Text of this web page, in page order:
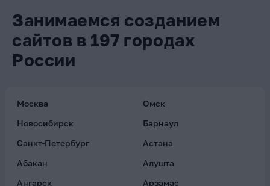
Занимаемся созданием
сайтов в 197 городах
России
Москва
Омск
Новосибирск
Барнаул
Санкт-Петербург
Астана
Абакан
Алушта
Ангарск
Арзамас